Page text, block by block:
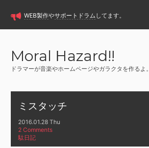
WEB製作やサポートドラム してます。
Moral Hazard!!
ドラマーが音楽やホームページやガラクタを作るよ。
ミスタッチ
2016.01.28 Thu
2 Comments
駄日記